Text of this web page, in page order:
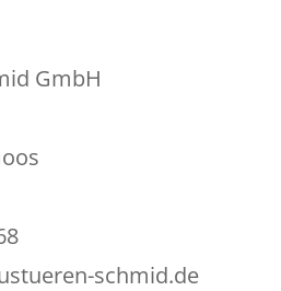
GmbH
schmid.de